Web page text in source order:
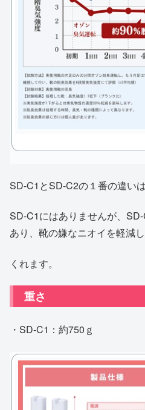
SD-C1とSD-C2の１番の違い
SD-C1にはありませんが、
あり、靴の嫌なニオイを軽減
くれます。
重さ
・SD-C1：約750ｇ